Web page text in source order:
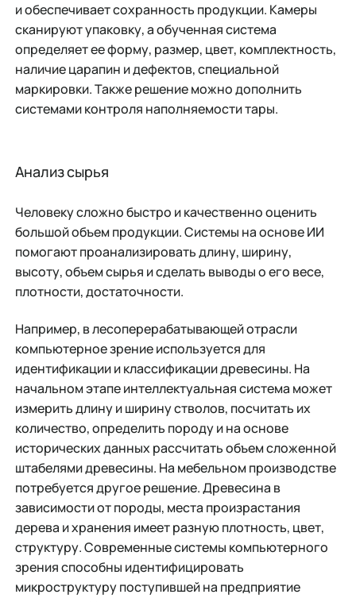
и обеспечивает сохранность продукции. Камеры
сканируют упаковку, а обученная система
определяет ее форму, размер, цвет, комплектность,
наличие царапин и дефектов, специальной
маркировки. Также решение можно дополнить
системами контроля наполняемости тары.
Анализ сырья
Человеку сложно быстро и качественно оценить
большой объем продукции. Системы на основе ИИ
помогают проанализировать длину, ширину,
высоту, объем сырья и сделать выводы о его весе,
плотности, достаточности.
Например, в лесоперерабатывающей отрасли
компьютерное зрение используется для
идентификации и классификации древесины. На
начальном этапе интеллектуальная система может
измерить длину и ширину стволов, посчитать их
количество, определить породу и на основе
исторических данных рассчитать объем сложенной
штабелями древесины. На мебельном производстве
потребуется другое решение. Древесина в
зависимости от породы, места произрастания
дерева и хранения имеет разную плотность, цвет,
структуру. Современные системы компьютерного
зрения способны идентифицировать
микроструктуру поступившей на предприятие